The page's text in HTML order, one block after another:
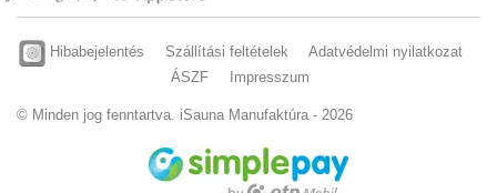
Hibabejelentés Szállítási feltételek
Adatvédelmi nyilatkozat
ÁSZF
Impresszum
© Minden jog fenntartva. iSauna Manufaktúra - 2026